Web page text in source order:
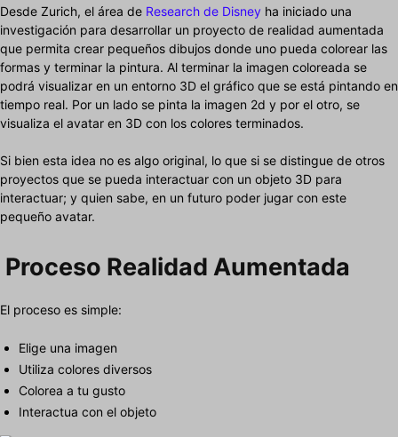
Desde Zurich, el área de Research de Disney ha iniciado una
investigación para desarrollar un proyecto de realidad aumentada
que permita crear pequeños dibujos donde uno pueda colorear las
formas y terminar la pintura. Al terminar la imagen coloreada se
podrá visualizar en un entorno 3D el gráfico que se está pintando en
tiempo real. Por un lado se pinta la imagen 2d y por el otro, se
visualiza el avatar en 3D con los colores terminados.
Si bien esta idea no es algo original, lo que si se distingue de otros
proyectos que se pueda interactuar con un objeto 3D para
interactuar; y quien sabe, en un futuro poder jugar con este
pequeño avatar.
Proceso Realidad Aumentada
El proceso es simple:
Elige una imagen
Utiliza colores diversos
Colorea a tu gusto
Interactua con el objeto